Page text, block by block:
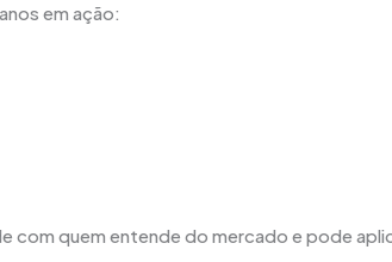
em ação:
com quem entende do mercado e pode